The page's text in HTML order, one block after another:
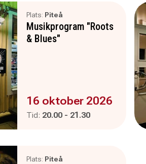
Plats: Piteå
Musikprogram "Roots
& Blues"
Evenemanget är :
16 oktober 2026
Tid: Pågår mellan
20.00 - och
21.30
Plats: Piteå